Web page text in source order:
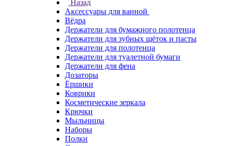
Назад
Аксессуары для ванной
Вёдра
Держатели для бумажного полотенца
Держатели для зубных щёток и пасты
Держатели для полотенца
Держатели для туалетной бумаги
Держатели для фена
Дозаторы
Ёршики
Коврики
Косметические зеркала
Крючки
Мыльницы
Наборы
Полки